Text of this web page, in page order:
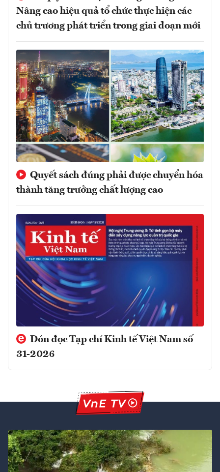
Nâng cao hiệu quả tổ chức thực hiện các
chủ trương phát triển trong giai đoạn mới
Quyết sách đúng phải được chuyển hóa
thành tăng trưởng chất lượng cao
Đón đọc Tạp chí Kinh tế Việt Nam số
31-2026